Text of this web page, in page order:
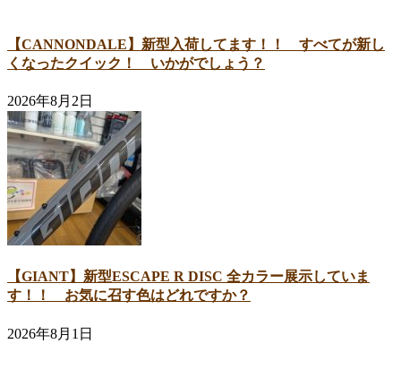
【CANNONDALE】新型入荷してます！！ すべてが新し
くなったクイック！ いかがでしょう？
2026年8月2日
【GIANT】新型ESCAPE R DISC 全カラー展示していま
す！！ お気に召す色はどれですか？
2026年8月1日